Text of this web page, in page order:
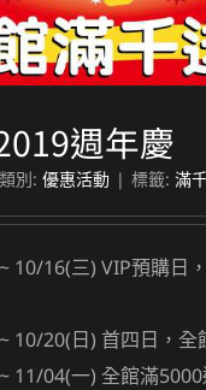
週年慶
類別: 優惠活動 | 標籤: 滿
10/16(三) VIP預購日
10/20(日) 首四日，
11/04(一) 全館滿